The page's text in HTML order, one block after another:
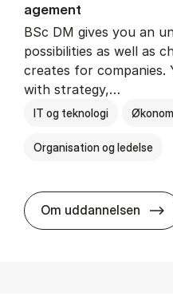
age­ment
BSc DM gives you an
possibilities as well as
creates for companies.
with strategy,…
IT og teknologi
Organisation og ledelse
Om uddannelsen